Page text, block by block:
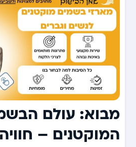
מבוא: עולם
המוקטנים –